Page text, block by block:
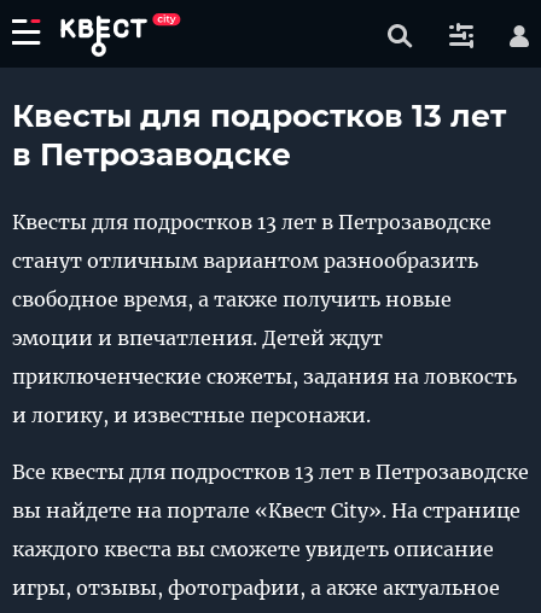
Квесты для подростков 13 лет
в Петрозаводске
Квесты для подростков 13 лет в Петрозаводске
станут отличным вариантом разнообразить
свободное время, а также получить новые
эмоции и впечатления. Детей ждут
приключенческие сюжеты, задания на ловкость
и логику, и известные персонажи.
Все квесты для подростков 13 лет в Петрозаводске
вы найдете на портале «Квест City». На странице
каждого квеста вы сможете увидеть описание
игры, отзывы, фотографии, а акже актуальное